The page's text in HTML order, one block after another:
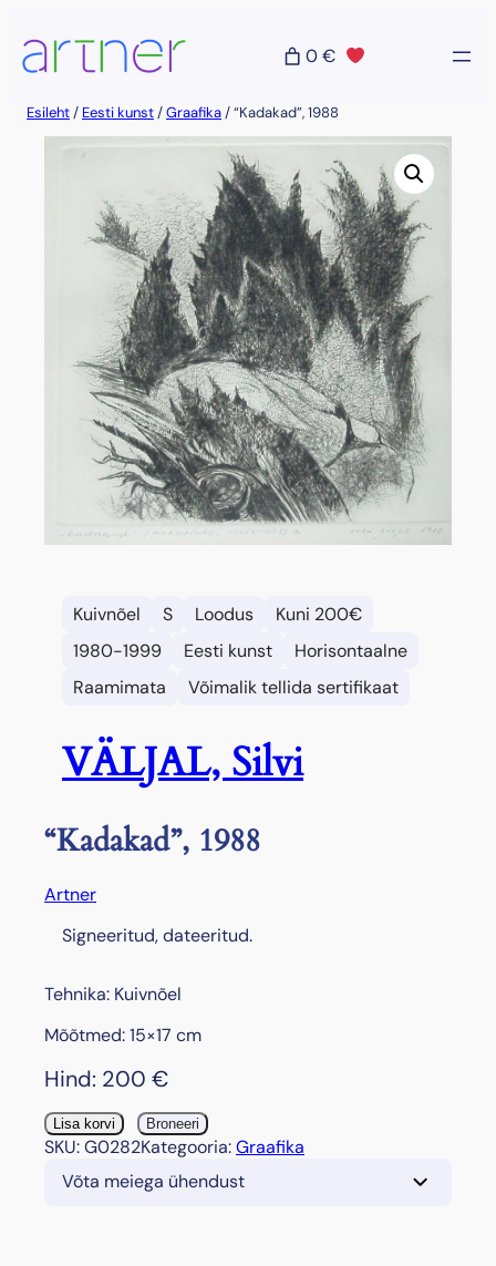
sisu
juurde
0 €
Esileht/ Eesti kunst/Graafika/ “Kadakad”, 1988
Kuivnõel S Loodus
Kuni 200€
1980-1999
Eesti kunst
Horisontaalne
Raamimata
Võimalik tellida sertifikaat
VÄLJAL, Silvi
“Kadakad”, 1988
Artner
Signeeritud, dateeritud.
Tehnika: Kuivnõel
Mõõtmed: 15×17 cm
Hind: 200 €
"
K
Lisa korvi Broneeri
SKU:G0282Kategooria:Graafika
Võta meiega ühendust